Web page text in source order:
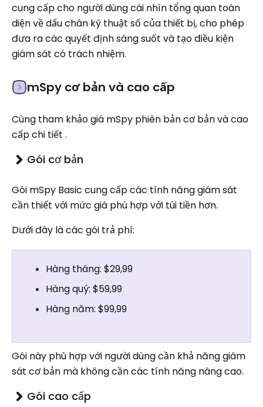
cung cấp cho người dùng cái nhìn tổng quan toàn
diện về dấu chân kỹ thuật số của thiết bị, cho phép
đưa ra các quyết định sáng suốt và tạo điều kiện
giám sát có trách nhiệm.
mSpy cơ bản và cao cấp
Cùng tham khảo giá mSpy phiên bản cơ bản và cao
cấp chi tiết .
Gói cơ bản
Gói mSpy Basic cung cấp các tính năng giám sát
cần thiết với mức giá phù hợp với túi tiền hơn.
Dưới đây là các gói trả phí:
Hàng tháng: $29,99
Hàng quý: $59,99
Hàng năm: $99,99
Gói này phù hợp với người dùng cần khả năng giám
sát cơ bản mà không cần các tính năng nâng cao.
Gói cao cấp